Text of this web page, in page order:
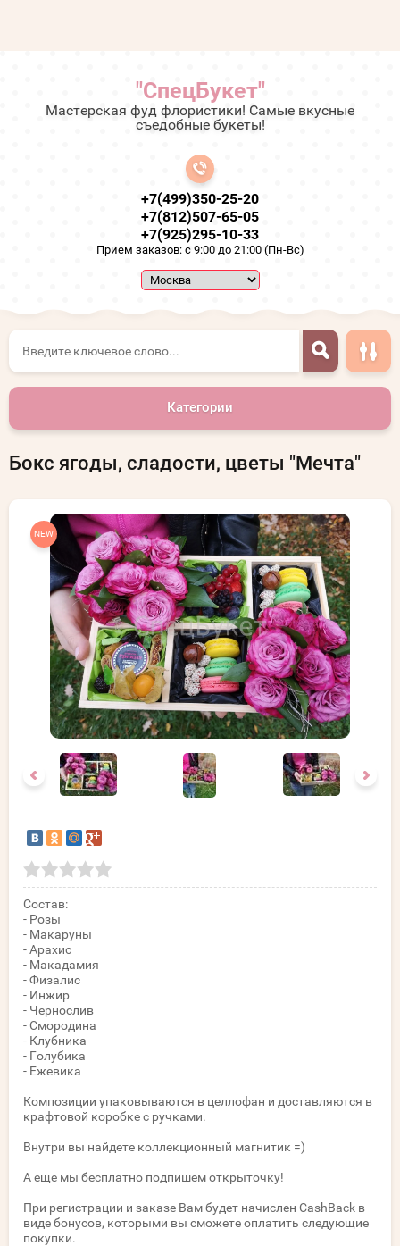
"СпецБукет"
Мастерская фуд флористики! Самые вкусные
съедобные букеты!
+7(499)350-25-20
+7(812)507-65-05
+7(925)295-10-33
Прием заказов: с 9:00 до 21:00 (Пн-Вс)
Категории
Бокс ягоды, сладости, цветы "Мечта"
NEW
Состав:
- Розы
- Макаруны
- Арахис
- Макадамия
- Физалис
- Инжир
- Чернослив
- Смородина
- Клубника
- Голубика
- Ежевика
Композиции упаковываются в целлофан и доставляются в
крафтовой коробке с ручками.
Внутри вы найдете коллекционный магнитик =)
А еще мы бесплатно подпишем открыточку!
При регистрации и заказе Вам будет начислен CashBack в
виде бонусов, которыми вы сможете оплатить следующие
покупки.